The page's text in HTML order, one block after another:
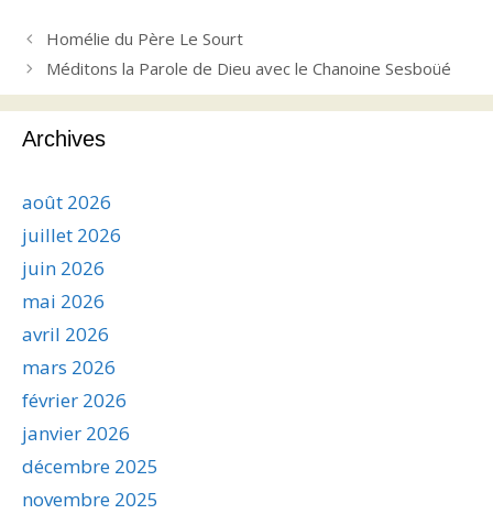
Homélie du Père Le Sourt
Méditons la Parole de Dieu avec le Chanoine Sesboüé
Archives
août 2026
juillet 2026
juin 2026
mai 2026
avril 2026
mars 2026
février 2026
janvier 2026
décembre 2025
novembre 2025